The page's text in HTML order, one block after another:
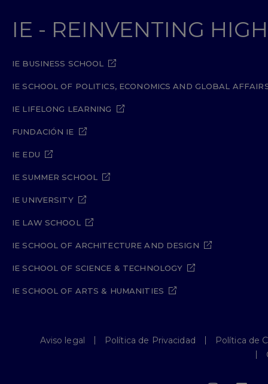
IE - REINVENTING
IE BUSINESS SCHOOL
IE SCHOOL OF POLITICS, ECONOMICS AND GLOBAL
IE LIFELONG LEARNING
FUNDACIÓN IE
IE EDU
IE SUMMER SCHOOL
IE UNIVERSITY
IE LAW SCHOOL
IE SCHOOL OF ARCHITECTURE AND DESIGN
IE SCHOOL OF SCIENCE & TECHNOLOGY
IE SCHOOL OF ARTS & HUMANITIES
Aviso legal Política de Privacidad
Política de